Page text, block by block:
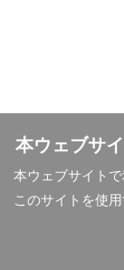
本ウェブサ
本ウェブサイト
このサイトを使